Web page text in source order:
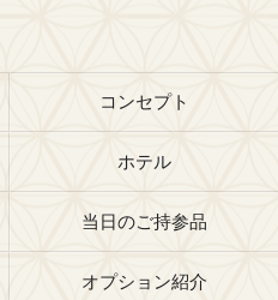
コンセプト
ホテル
当日のご持参品
オプション紹介